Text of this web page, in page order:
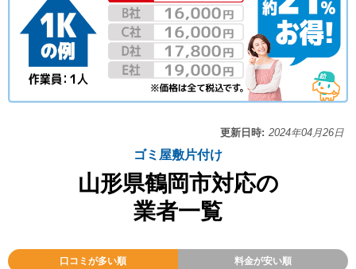
更新日時: 2024年04月26日
ゴミ屋敷片付け
山形県鶴岡市対応の
業者一覧
口コミが多い順 料金が安い順